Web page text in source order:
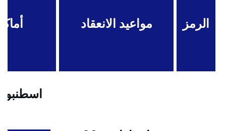
الرمز مواعيد الانعقاد